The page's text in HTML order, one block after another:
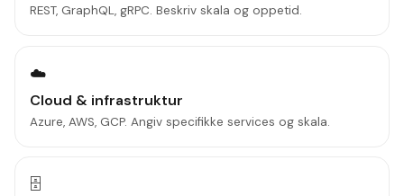
REST, GraphQL, gRPC. Beskriv skala og oppetid.
☁️
Cloud & infrastruktur
Azure, AWS, GCP. Angiv specifikke services og skala.
🗄️